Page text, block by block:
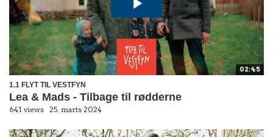
02:45
1.1 FLYT TIL VESTFYN
Lea & Mads - Tilbage til rødderne
641 views 25. marts 2024